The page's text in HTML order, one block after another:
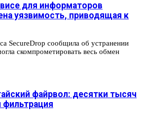
для информаторов
уязвимость, приводящая к
SecureDrop сообщила об устранении
скомпрометировать весь обмен
файрвол: десятки тысяч
фильтрация